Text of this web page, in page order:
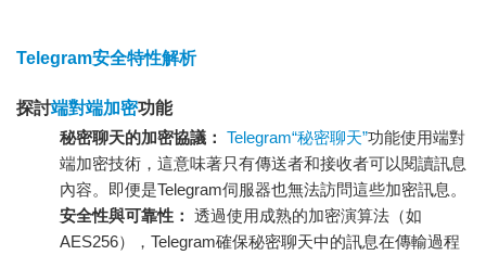
Telegram安全特性解析
探討端對端加密功能
秘密聊天的加密協議： Telegram“秘密聊天”功能使用端對
端加密技術，這意味著只有傳送者和接收者可以閱讀訊息
內容。即便是Telegram伺服器也無法訪問這些加密訊息。
安全性與可靠性： 透過使用成熟的加密演算法（如
AES256），Telegram確保秘密聊天中的訊息在傳輸過程